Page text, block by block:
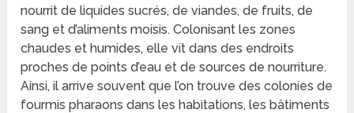
nourrit de liquides sucrés, de viandes, de fruits, de
sang et d’aliments moisis. Colonisant les zones
chaudes et humides, elle vit dans des endroits
proches de points d’eau et de sources de nourriture.
Ainsi, il arrive souvent que l’on trouve des colonies de
fourmis pharaons dans les habitations, les bâtiments